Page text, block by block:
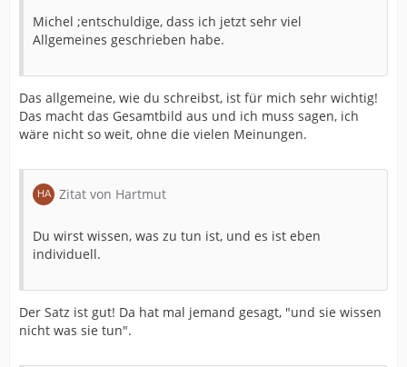
Michel ;entschuldige, dass ich jetzt sehr viel
Allgemeines geschrieben habe.
Das allgemeine, wie du schreibst, ist für mich sehr wichtig!
Das macht das Gesamtbild aus und ich muss sagen, ich
wäre nicht so weit, ohne die vielen Meinungen.
Zitat von Hartmut
Du wirst wissen, was zu tun ist, und es ist eben
individuell.
Der Satz ist gut! Da hat mal jemand gesagt, "und sie wissen
nicht was sie tun".